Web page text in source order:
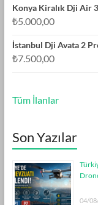
Konya Kiralık Dji Air
₺5.000,00
İstanbul Dji Avata 2
₺7.500,00
Tüm İlanlar
Son Yazılar
04/